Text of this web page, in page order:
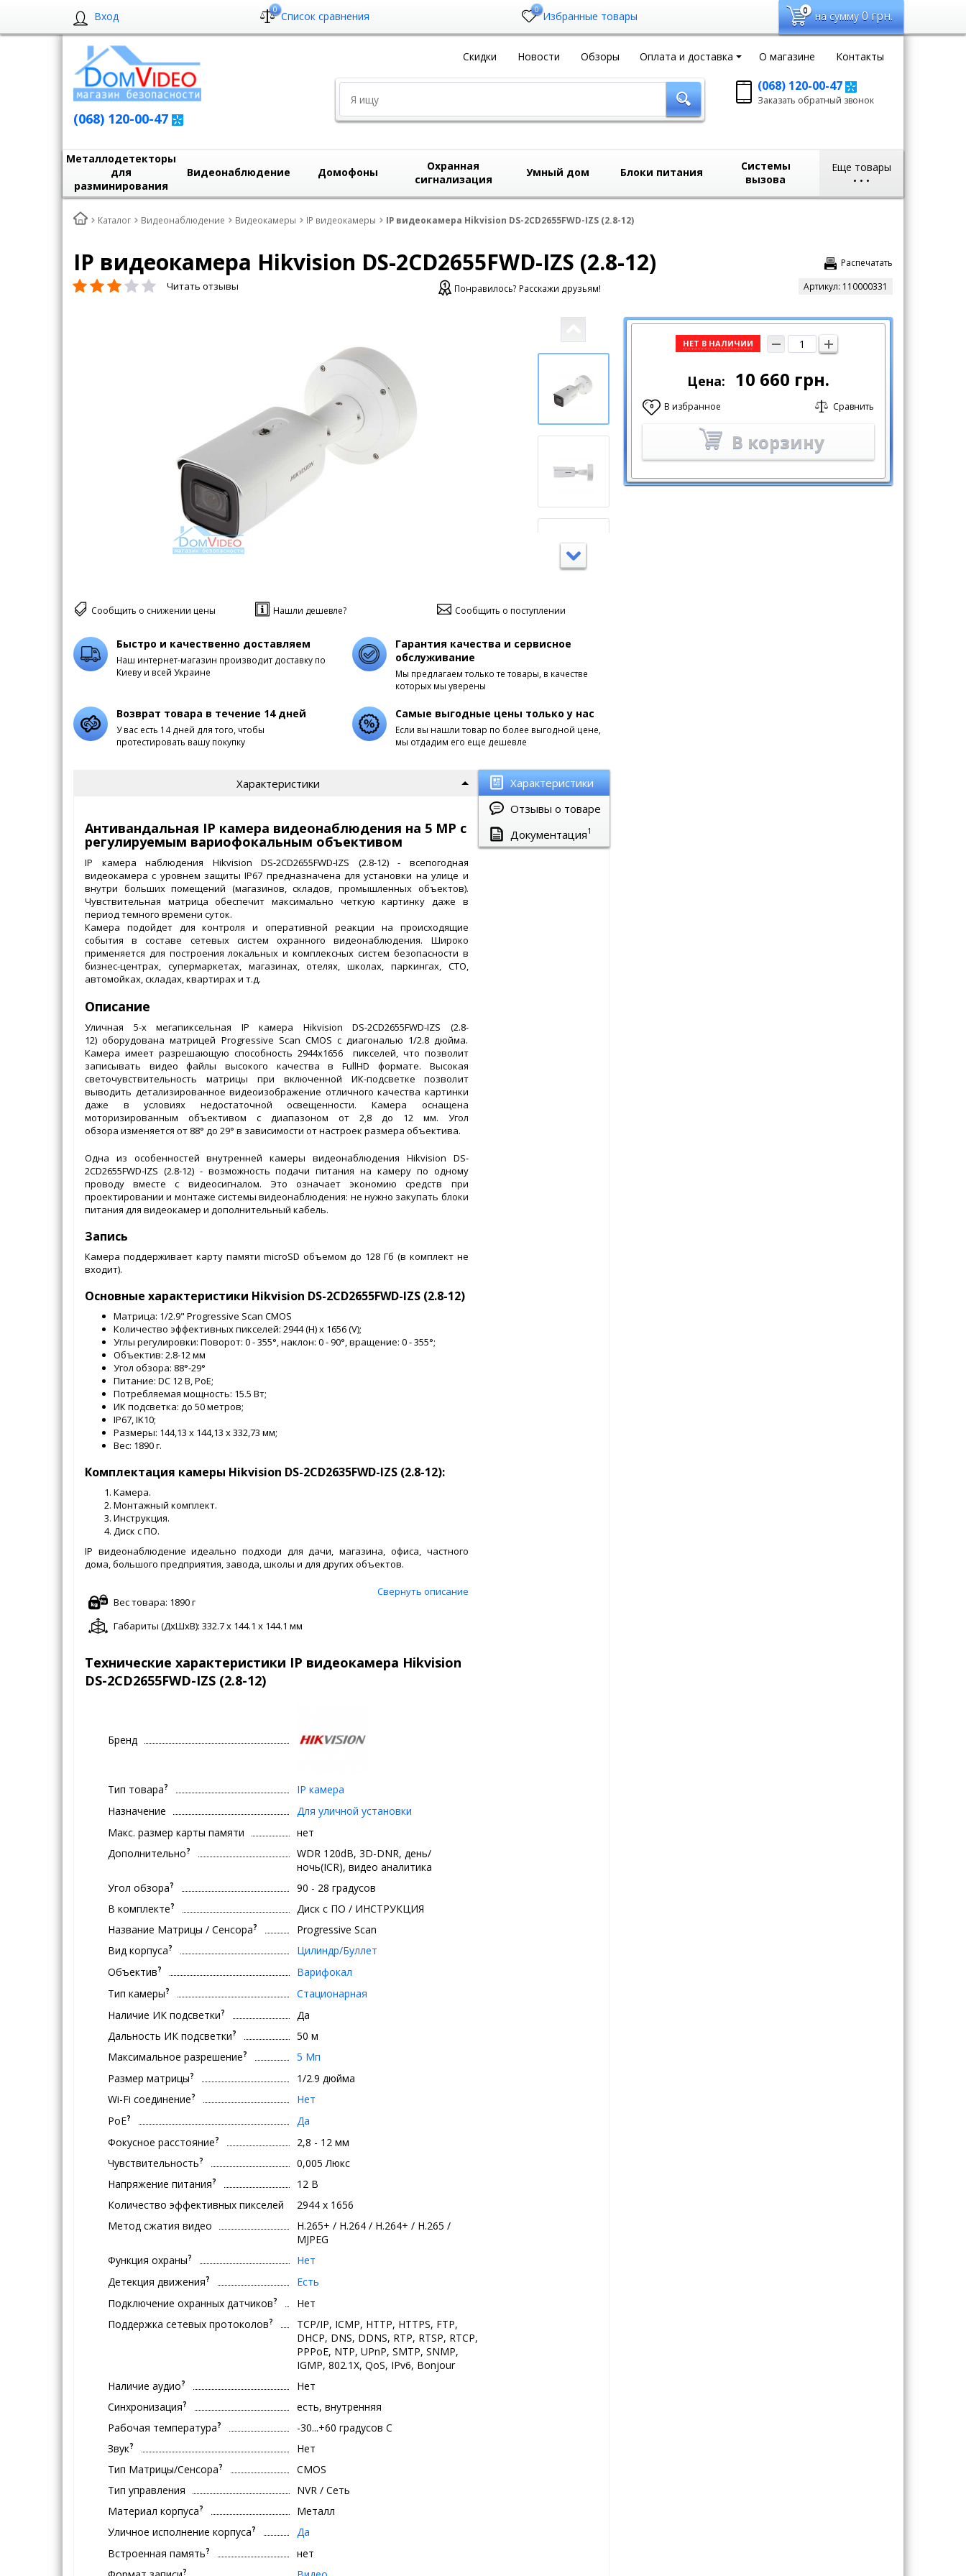
Вход 0 Список сравнения 0 Избранные товары 0 на сумму 0грн.
Скидки Новости Обзоры Оплата и доставка О магазине Контакты
(068) 120-00-47
(068) 120-00-47
Заказать обратный
Заказать обратный звонок
Еще товары
• • •
Металлодетекторы
для
разминирования
Видеонаблюдение Домофоны
Охранная
сигнализация
Умный дом Блоки питания
Системы
вызова
Каталог Видеонаблюдение Видеокамеры IP видеокамеры IP видеокамера Hikvision DS-2CD2655FWD-IZS (2.8-12)
Распечатать
IP видеокамера Hikvision DS-2CD2655FWD-IZS (2.8-12)
Читать отзывы Понравилось? Расскажи друзьям! Артикул: 110000331
Сообщить о снижении цены Нашли дешевле? Сообщить о поступлении
НЕТ В НАЛИЧИИ
Цена: 10 660 грн.
0 В избранное Сравнить
В корзину
Быстро и качественно доставляем
Наш интернет-магазин производит доставку по
Киеву и всей Украине
Гарантия качества и сервисное
обслуживание
Мы предлагаем только те товары, в качестве
которых мы уверены
Возврат товара в течение 14 дней
У вас есть 14 дней для того, чтобы
протестировать вашу покупку
Самые выгодные цены только у нас
Если вы нашли товар по более выгодной цене,
мы отдадим его еще дешевле
Характеристики
Отзывы о товаре
Документация1
Характеристики
Антивандальная IP камера видеонаблюдения на 5 МР с
регулируемым вариофокальным объективом
IP камера наблюдения Hikvision DS-2CD2655FWD-IZS (2.8-12) - всепогодная
видеокамера с уровнем защиты IP67 предназначена для установки на улице и
внутри больших помещений (магазинов, складов, промышленных объектов).
Чувствительная матрица обеспечит максимально четкую картинку даже в
период темного времени суток.
Камера подойдет для контроля и оперативной реакции на происходящие
события в составе сетевых систем охранного видеонаблюдения. Широко
применяется для построения локальных и комплексных систем безопасности в
бизнес-центрах, супермаркетах, магазинах, отелях, школах, паркингах, СТО,
автомойках, складах, квартирах и т.д.
Описание
Уличная 5-х мегапиксельная IP камера Hikvision DS-2CD2655FWD-IZS (2.8-
12) оборудована матрицей Progressive Scan CMOS с диагональю 1/2.8 дюйма.
Камера имеет разрешающую способность 2944x1656 пикселей, что позволит
записывать видео файлы высокого качества в FullHD формате. Высокая
светочувствительность матрицы при включенной ИК-подсветке позволит
выводить детализированное видеоизображение отличного качества картинки
даже в условиях недостаточной освещенности. Камера оснащена
моторизированным объективом с диапазоном от 2,8 до 12 мм. Угол
обзора изменяется от 88° до 29° в зависимости от настроек размера объектива.
Одна из особенностей внутренней камеры видеонаблюдения Hikvision DS-
2CD2655FWD-IZS (2.8-12) - возможность подачи питания на камеру по одному
проводу вместе с видеосигналом. Это означает экономию средств при
проектировании и монтаже системы видеонаблюдения: не нужно закупать блоки
питания для видеокамер и дополнительный кабель.
Запись
Камера поддерживает карту памяти microSD объемом до 128 Гб (в комплект не
входит).
Основные характеристики Hikvision DS-2CD2655FWD-IZS (2.8-12)
Матрица: 1/2.9" Progressive Scan CMOS
Количество эффективных пикселей: 2944 (H) x 1656 (V);
Углы регулировки: Поворот: 0 - 355°, наклон: 0 - 90°, вращение: 0 - 355°;
Объектив: 2.8-12 мм
Угол обзора: 88°-29°
Питание: DC 12 В, PoE;
Потребляемая мощность: 15.5 Вт;
ИК подсветка: до 50 метров;
IP67, IK10;
Размеры: 144,13 х 144,13 х 332,73 мм;
Вес: 1890 г.
Комплектация камеры Hikvision DS-2CD2635FWD-IZS (2.8-12):
Камера.
Монтажный комплект.
Инструкция.
Диск с ПО.
IP видеонаблюдение идеально подходи для дачи, магазина, офиса, частного
дома, большого предприятия, завода, школы и для других объектов.
Свернуть описание
Вес товара: 1890 г
Габариты (ДxШxВ): 332.7 x 144.1 x 144.1 мм
Технические характеристики IP видеокамера Hikvision
DS-2CD2655FWD-IZS (2.8-12)
Бренд
Тип товара?
IP камера
Назначение
Для уличной установки
Макс. размер карты памяти
нет
Дополнительно?
WDR 120dB, 3D-DNR, день/
ночь(ICR), видео аналитика
Угол обзора?
90 - 28 градусов
В комплекте?
Диск с ПО / ИНСТРУКЦИЯ
Название Матрицы / Сенсора?
Progressive Scan
Вид корпуса?
Цилиндр/Буллет
Объектив?
Варифокал
Тип камеры?
Стационарная
Наличие ИК подсветки?
Да
Дальность ИК подсветки?
50 м
Максимальное разрешение?
5 Мп
Размер матрицы?
1/2.9 дюйма
Wi-Fi соединение?
Нет
PoE?
Да
Фокусное расстояние?
2,8 - 12 мм
Чувствительность?
0,005 Люкс
Напряжение питания?
12 В
Количество эффективных пикселей
2944 х 1656
Метод сжатия видео
H.265+ / H.264 / H.264+ / H.265 /
MJPEG
Функция охраны?
Нет
Детекция движения?
Есть
Подключение охранных датчиков?
Нет
Поддержка сетевых протоколов?
TCP/IP, ICMP, HTTP, HTTPS, FTP,
DHCP, DNS, DDNS, RTP, RTSP, RTCP,
PPPoE, NTP, UPnP, SMTP, SNMP,
IGMP, 802.1X, QoS, IPv6, Bonjour
Наличие аудио?
Нет
Синхронизация?
есть, внутренняя
Рабочая температура?
-30...+60 градусов С
Звук?
Нет
Тип Матрицы/Сенсора?
CMOS
Тип управления
NVR / Сеть
Материал корпуса?
Металл
Уличное исполнение корпуса?
Да
Встроенная память?
нет
?